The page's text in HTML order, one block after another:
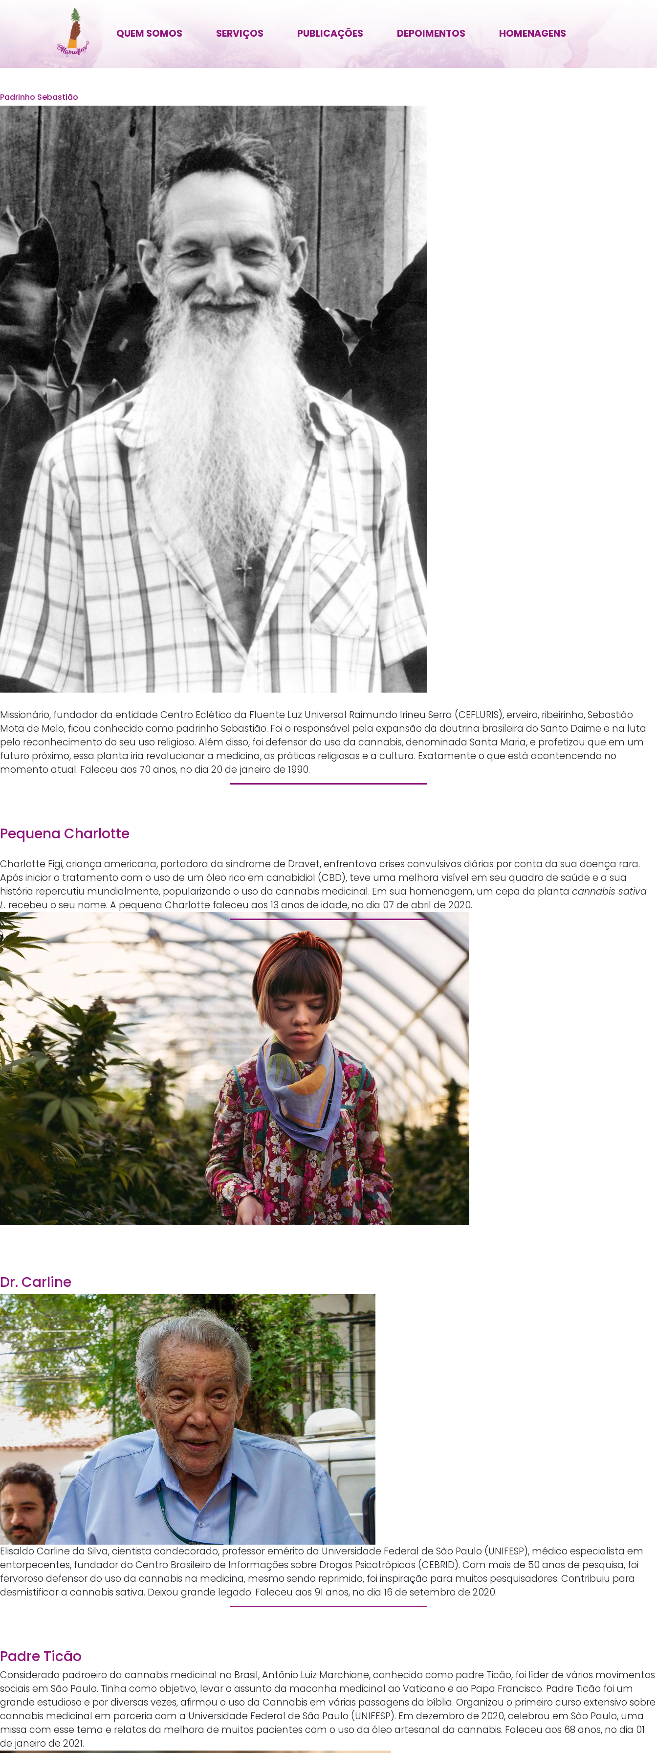
QUEM SOMOS SERVIÇOS PUBLICAÇÕES DEPOIMENTOS HOMENAGENS
Padrinho Sebastião
Missionário, fundador da entidade Centro Eclético da Fluente Luz Universal Raimundo Irineu Serra (CEFLURIS), erveiro, ribeirinho, Sebastião
Mota de Melo, ficou conhecido como padrinho Sebastião. Foi o responsável pela expansão da doutrina brasileira do Santo Daime e na luta
pelo reconhecimento do seu uso religioso. Além disso, foi defensor do uso da cannabis, denominada Santa Maria, e profetizou que em um
futuro próximo, essa planta iria revolucionar a medicina, as práticas religiosas e a cultura. Exatamente o que está acontencendo no
momento atual. Faleceu aos 70 anos, no dia 20 de janeiro de 1990.
Pequena Charlotte
Charlotte Figi, criança americana, portadora da síndrome de Dravet, enfrentava crises convulsivas diárias por conta da sua doença rara.
Após inicior o tratamento com o uso de um óleo rico em canabidiol (CBD), teve uma melhora visível em seu quadro de saúde e a sua
história repercutiu mundialmente, popularizando o uso da cannabis medicinal. Em sua homenagem, um cepa da planta cannabis sativa
L. recebeu o seu nome. A pequena Charlotte faleceu aos 13 anos de idade, no dia 07 de abril de 2020.
Dr. Carline
Elisaldo Carline da Silva, cientista condecorado, professor emérito da Universidade Federal de São Paulo (UNIFESP), médico especialista em
entorpecentes, fundador do Centro Brasileiro de Informações sobre Drogas Psicotrópicas (CEBRID). Com mais de 50 anos de pesquisa, foi
fervoroso defensor do uso da cannabis na medicina, mesmo sendo reprimido, foi inspiração para muitos pesquisadores. Contribuiu para
desmistificar a cannabis sativa. Deixou grande legado. Faleceu aos 91 anos, no dia 16 de setembro de 2020.
Padre Ticão
Considerado padroeiro da cannabis medicinal no Brasil, Antônio Luiz Marchione, conhecido como padre Ticão, foi líder de vários movimentos
sociais em São Paulo. Tinha como objetivo, levar o assunto da maconha medicinal ao Vaticano e ao Papa Francisco. Padre Ticão foi um
grande estudioso e por diversas vezes, afirmou o uso da Cannabis em várias passagens da bíblia. Organizou o primeiro curso extensivo sobre
cannabis medicinal em parceria com a Universidade Federal de São Paulo (UNIFESP). Em dezembro de 2020, celebrou em São Paulo, uma
missa com esse tema e relatos da melhora de muitos pacientes com o uso da óleo artesanal da cannabis. Faleceu aos 68 anos, no dia 01
de janeiro de 2021.